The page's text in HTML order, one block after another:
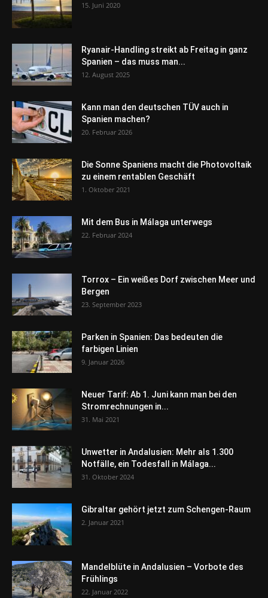
15. Juni 2020
Ryanair-Handling streikt ab Freitag in ganz
Spanien – das muss man...
12. August 2025
Kann man den deutschen TÜV auch in
Spanien machen?
20. Februar 2026
Die Sonne Spaniens macht die Photovoltaik
zu einem rentablen Geschäft
1. Oktober 2021
Mit dem Bus in Málaga unterwegs
22. Februar 2024
Torrox – Ein weißes Dorf zwischen Meer und
Bergen
23. September 2023
Parken in Spanien: Das bedeuten die
farbigen Linien
9. Januar 2026
Neuer Tarif: Ab 1. Juni kann man bei den
Stromrechnungen in...
31. Mai 2021
Unwetter in Andalusien: Mehr als 1.300
Notfälle, ein Todesfall in Málaga...
31. Oktober 2024
Gibraltar gehört jetzt zum Schengen-Raum
2. Januar 2021
Mandelblüte in Andalusien – Vorbote des
Frühlings
22. Januar 2022